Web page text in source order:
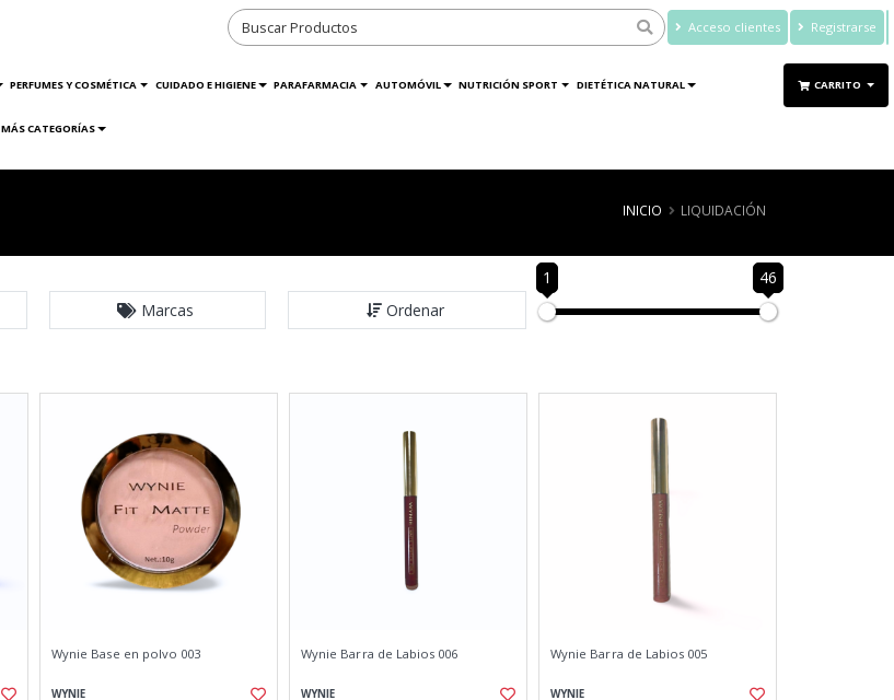
Acceso clientes Registrarse
PERFUMES Y COSMÉTICA CUIDADO E HIGIENE PARAFARMACIA AUTOMÓVIL NUTRICIÓN SPORT DIETÉTICA NATURAL
MÁS CATEGORÍAS
CARRITO
INICIO LIQUIDACIÓN
Marcas Ordenar
1 46
Wynie Base en polvo 003
WYNIE
Wynie Barra de Labios 006
WYNIE
Wynie Barra de Labios 005
WYNIE